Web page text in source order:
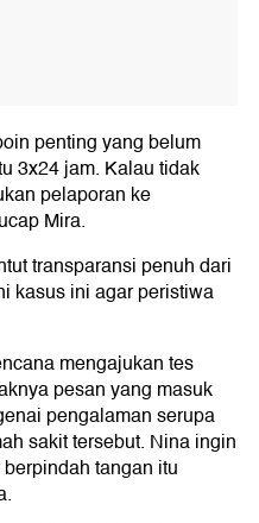
penting yang belum
3x24 jam. Kalau tidak
pelaporan ke
Mira.
transparansi penuh dari
kasus ini agar peristiwa
mengajukan tes
pesan yang masuk
pengalaman serupa
sakit tersebut. Nina ingin
tangan itu